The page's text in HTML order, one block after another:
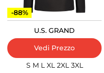
-88%
U.S. GRAND
Vedi Prezzo
S M L XL 2XL 3XL